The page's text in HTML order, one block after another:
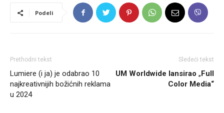
Podeli
Prethodni tekst
Lumiere (i ja) je odabrao 10
najkreativnijih božićnih reklama
u 2024
Sledeći tekst
UM Worldwide lansirao „ Full
Color Media“